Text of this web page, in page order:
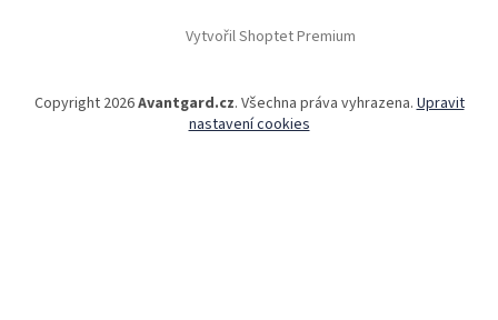
Vytvořil Shoptet Premium
Copyright 2026Avantgard.cz. Všechna práva vyhrazena.Upravit
nastavení cookies